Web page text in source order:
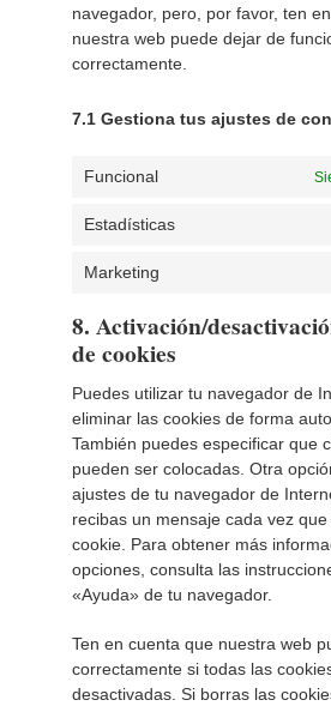
navegador, pero, por favor, ten
nuestra web puede dejar de
correctamente.
7.1 Gestiona tus ajustes de
Funcional
Estadísticas
Marketing
8. Activación/
de cookies
Puedes utilizar tu navegador de
eliminar las cookies de forma
También puedes especificar que
pueden ser colocadas. Otra
ajustes de tu navegador de
recibas un mensaje cada vez
cookie. Para obtener más
opciones, consulta las
«Ayuda» de tu navegador.
Ten en cuenta que nuestra web
correctamente si todas las
desactivadas. Si borras las